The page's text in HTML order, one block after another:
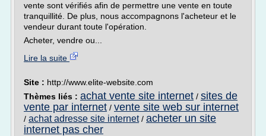
vente sont vérifiés afin de permettre une vente en toute
tranquillité. De plus, nous accompagnons l'acheteur et le
vendeur durant toute l'opération.
Acheter, vendre ou...
Lire la suite
Site : http://www.elite-website.com
Thèmes liés : achat vente site internet / sites de
vente par internet / vente site web sur internet
/ achat adresse site internet/ acheter un site
internet pas cher